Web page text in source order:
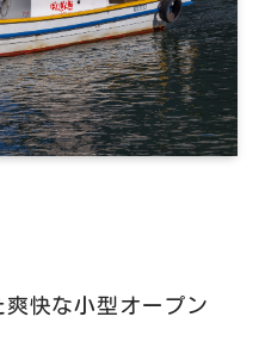
快な小型オープン